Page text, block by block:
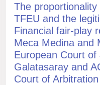
The
TFEU and the
Financial fair-play
Meca Medina and
European Court
Galatasaray and
Court of